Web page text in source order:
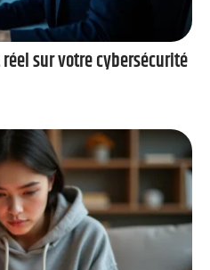
sur votre cybersécurité